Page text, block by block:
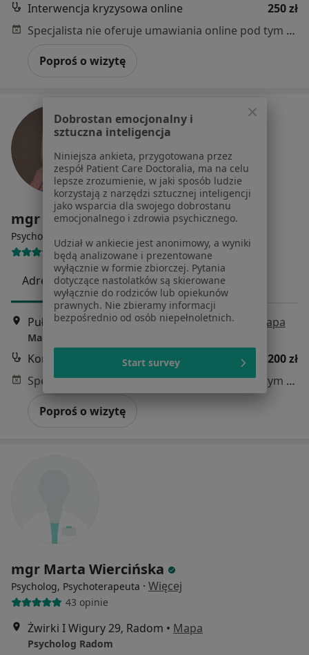
Interwencja kryzysowa online
250 zł
Specjalista nie oferuje umawiania online pod tym adresem.
Poproś o wizytę
mgr Marta Augustyn
Psycholog, Psychoterapeuta Więcej
13 opinii
Adres Online
Pułkownika Jana Zientarskiego 1A, Radom Mapa
Marta Augustyn
Konsultacja psychologiczna
200 zł
Specjalista nie oferuje umawiania online pod tym adresem.
Poproś o wizytę
mgr Marta Wiercińska
Psycholog, Psychoterapeuta · Więcej
43 opinie
Żwirki I Wigury 29, Radom • Mapa
Psycholog Radom
Dobrostan emocjonalny i
sztuczna inteligencja
Niniejsza ankieta, przygotowana przez
zespół Patient Care Doctoralia, ma na celu
lepsze zrozumienie, w jaki sposób ludzie
korzystają z narzędzi sztucznej inteligencji
jako wsparcia dla swojego dobrostanu
emocjonalnego i zdrowia psychicznego.
Udział w ankiecie jest anonimowy, a wyniki
będą analizowane i prezentowane
wyłącznie w formie zbiorczej. Pytania
dotyczące nastolatków są skierowane
wyłącznie do rodziców lub opiekunów
prawnych. Nie zbieramy informacji
bezpośrednio od osób niepełnoletnich.
Start survey